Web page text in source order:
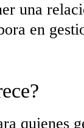
una
en
quienes